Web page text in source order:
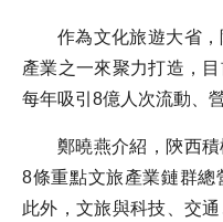
作為文化旅遊大省
產業之一來聚力打造，
每年吸引8億人次流動、
鄭曉燕介紹，陝西
8條重點文旅產業鏈群總
此外，文旅與科技、交